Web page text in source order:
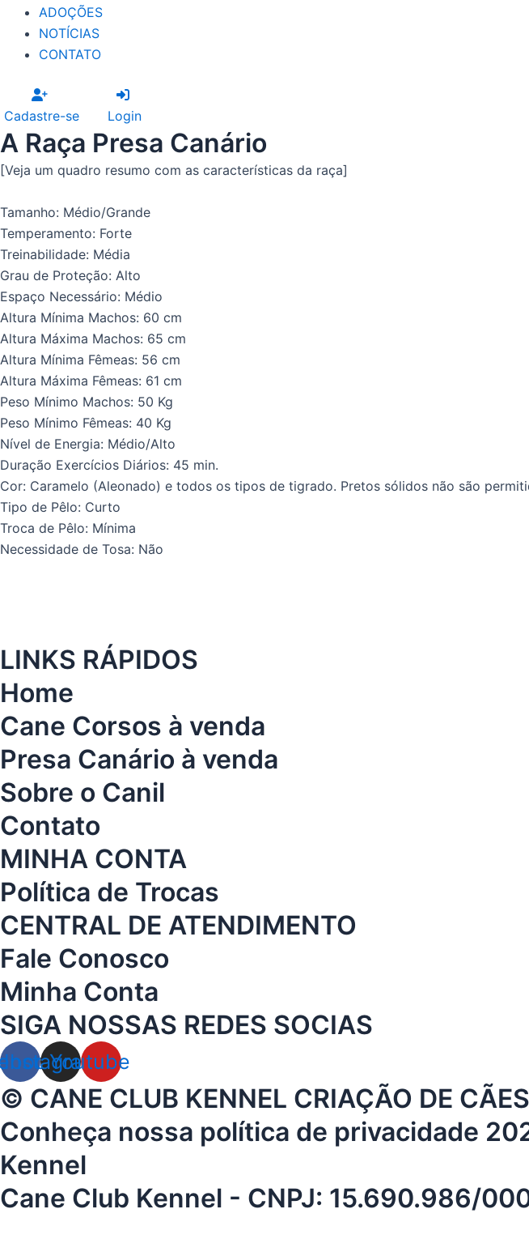
ADOÇÕES
NOTÍCIAS
CONTATO
Cadastre-se Login
A Raça Presa Canário
[Veja um quadro resumo com as características da raça]
Tamanho: Médio/Grande
Temperamento: Forte
Treinabilidade: Média
Grau de Proteção: Alto
Espaço Necessário: Médio
Altura Mínima Machos: 60 cm
Altura Máxima Machos: 65 cm
Altura Mínima Fêmeas: 56 cm
Altura Máxima Fêmeas: 61 cm
Peso Mínimo Machos: 50 Kg
Peso Mínimo Fêmeas: 40 Kg
Nível de Energia: Médio/Alto
Duração Exercícios Diários: 45 min.
Cor: Caramelo (Aleonado) e todos os tipos de tigrado. Pretos sólidos não são
Tipo de Pêlo: Curto
Troca de Pêlo: Mínima
Necessidade de Tosa: Não
LINKS RÁPIDOS
Home
Cane Corsos à venda
Presa Canário à venda
Sobre o Canil
Contato
MINHA CONTA
Política de Trocas
CENTRAL DE ATENDIMENTO
Fale Conosco
Minha Conta
SIGA NOSSAS REDES SOCIAS
Instagram
Youtube
© CANE CLUB KENNEL CRIAÇÃO DE
Conheça nossa política de privacidade
Kennel
Cane Club Kennel - CNPJ: 15.690.986/